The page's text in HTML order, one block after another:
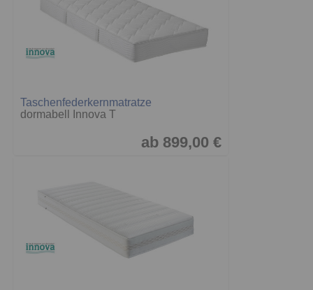
Taschenfederkernmatratze
dormabell Innova T
ab 899,00 €